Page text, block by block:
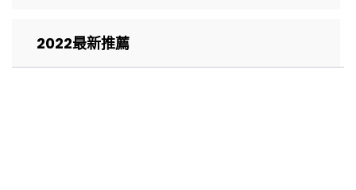
2022最新推薦